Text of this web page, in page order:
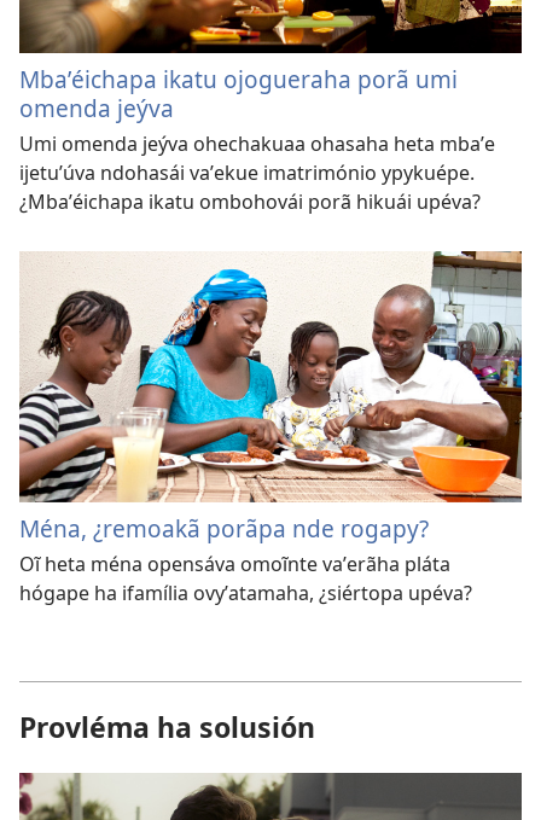
Mbaʼéichapa ikatu ojogueraha porã umi
omenda jeýva
Umi omenda jeýva ohechakuaa ohasaha heta mbaʼe
ijetuʼúva ndohasái vaʼekue imatrimónio ypykuépe.
¿Mbaʼéichapa ikatu ombohovái porã hikuái upéva?
Ména, ¿remoakã porãpa nde rogapy?
Oĩ heta ména opensáva omoĩnte vaʼerãha pláta
hógape ha ifamília ovyʼatamaha, ¿siértopa upéva?
Provléma ha solusión